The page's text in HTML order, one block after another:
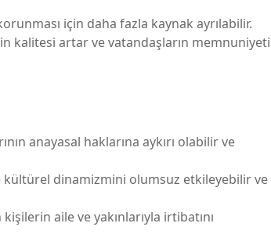
için daha fazla kaynak ayrılabilir.
kalitesi artar ve vatandaşların memnuniyeti
anayasal haklarına aykırı olabilir ve
kültürel dinamizmini olumsuz etkileyebilir ve
aile ve yakınlarıyla irtibatını